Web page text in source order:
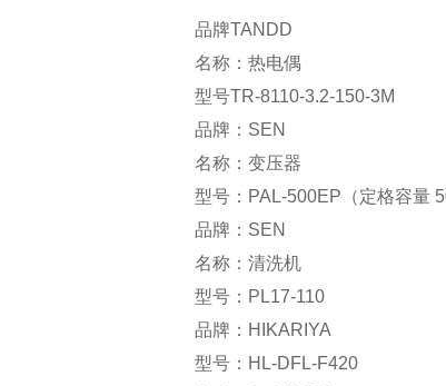
品牌TANDD
名称：热电偶
型号TR-8110-3.2-150-3M
品牌：SEN
名称：变压器
型号：PAL-500EP（定格容量
品牌：SEN
名称：清洗机
型号：PL17-110
品牌：HIKARIYA
型号：HL-DFL-F420